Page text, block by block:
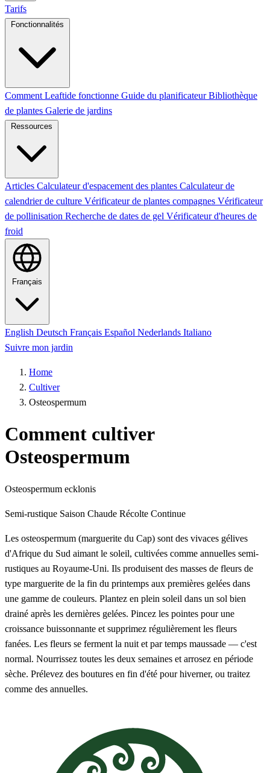
Tarifs
Fonctionnalités
Comment Leaftide fonctionne Guide du planificateurBibliothèque
de plantes Galerie de jardins
Ressources
Articles Calculateur d'espacement des plantes Calculateur de
calendrier de culture Vérificateur de plantes compagnes Vérificateur
de pollinisation Recherche de dates de gel Vérificateur d'heures de
froid
Français
English Deutsch Français Español Nederlands Italiano
Suivre mon jardin
Home
Cultiver
Osteospermum
Comment cultiver
Osteospermum
Osteospermum ecklonis
Semi-rustique Saison Chaude Récolte Continue
Les osteospermum (marguerite du Cap) sont des vivaces gélives
d'Afrique du Sud aimant le soleil, cultivées comme annuelles semi-
rustiques au Royaume-Uni. Ils produisent des masses de fleurs de
type marguerite de la fin du printemps aux premières gelées dans
une gamme de couleurs. Plantez en plein soleil dans un sol bien
drainé après les dernières gelées. Pincez les pointes pour une
croissance buissonnante et supprimez régulièrement les fleurs
fanées. Les fleurs se ferment la nuit et par temps maussade — c'est
normal. Nourrissez toutes les deux semaines et arrosez en période
sèche. Prélevez des boutures en fin d'été pour hiverner, ou traitez
comme des annuelles.